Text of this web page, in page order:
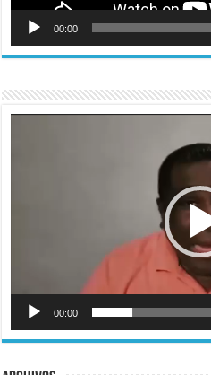
00:00
Reproductor
00:00